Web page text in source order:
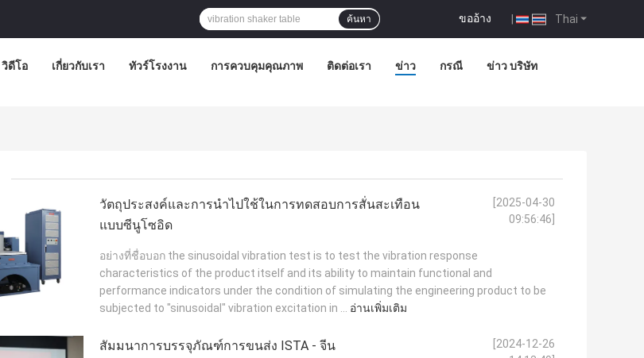
Thai
ขออ้าง |
ค้นหา
วิดีโอ เกี่ยวกับเรา ทัวร์โรงงาน การควบคุมคุณภาพ ติดต่อเรา ข่าว กรณี ข่าว บริษัท
วัตถุประสงค์และการนําไปใช้ในการทดสอบการสั่นสะเทือน
แบบซีนูโซอิด
[2025-04-30
09:56:46]
อย่างที่ชื่อบอก the sinusoidal vibration test is to test the vibration response
characteristics of the product itself and its ability to maintain functional and
performance indicators under the condition of simulating the engineering product to be
subjected to "sinusoidal" vibration excitation in ... อ่านเพิ่มเติม
สัมมนาการบรรจุภัณฑ์การขนส่ง ISTA - จีน
[2024-12-26